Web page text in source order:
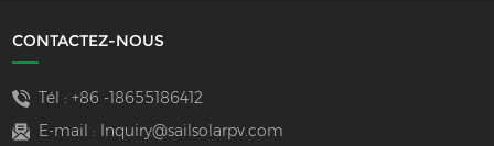
CONTACTEZ-NOUS
Tél : +86 -18655186412
E-mail :
Inquiry@sailsolarpv.com